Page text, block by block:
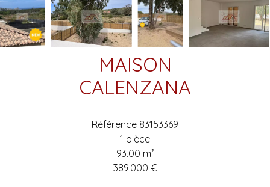
MAISON
CALENZANA
Référence 83153369
1 pièce
93.00 m²
389 000 €